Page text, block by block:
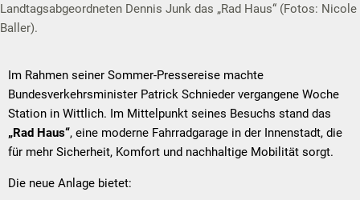
Landtagsabgeordneten Dennis Junk das „Rad Haus“ (Fotos: Nicole
Baller).
Im Rahmen seiner Sommer-Pressereise machte
Bundesverkehrsminister Patrick Schnieder vergangene Woche
Station in Wittlich. Im Mittelpunkt seines Besuchs stand das
„Rad Haus“, eine moderne Fahrradgarage in der Innenstadt, die
für mehr Sicherheit, Komfort und nachhaltige Mobilität sorgt.
Die neue Anlage bietet: